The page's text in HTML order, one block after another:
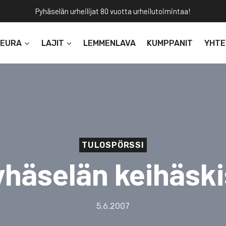
Pyhäselän urheilijat 80 vuotta urheilutoimintaa!
LAJIT LEMMENLAVA KUMPPANIT
TULOSPÖRSSI
5.6.2007